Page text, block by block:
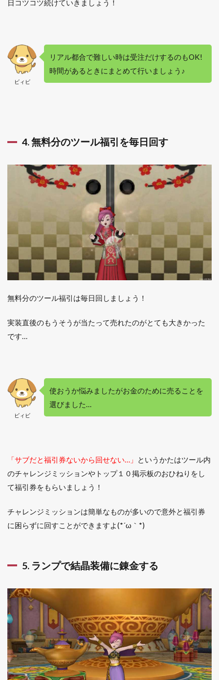
日コツコツ続けていきましょう！
ビィビ
リアル都合で難しい時は受注だけするのもOK!
時間があるときにまとめて行いましょう♪
4. 無料分のツール福引を毎日回す
無料分のツール福引は毎日回しましょう！
実装直後のもうそうが当たって売れたのがとても大きかった
です…
ビィビ
使おうか悩みましたがお金のために売ることを
選びました…
「サブだと福引券ないから回せない…」
というかたはツール内
のチャレンジミッションやトップ１０掲示板のおひねりをし
て福引券をもらいましょう！
チャレンジミッションは簡単なものが多いので意外と福引券
に困らずに回すことができますよ(*´ω｀*)
5. ランプで結晶装備に錬金する